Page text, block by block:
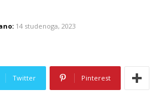
14 studenoga, 2023
Twitter Pinterest